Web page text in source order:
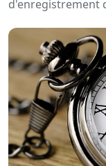
d'enregistrement